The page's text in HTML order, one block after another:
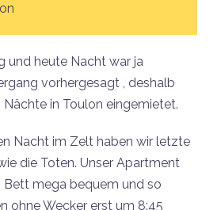
und heute Nacht war ja
vorhergesagt , deshalb
in Toulon eingemietet.
Nacht im Zelt haben wir letzte
die Toten. Unser Apartment
Bett mega bequem und so
ohne Wecker erst um 8:45